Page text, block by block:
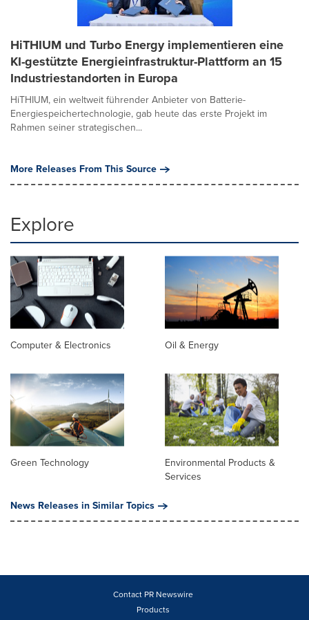
HiTHIUM und Turbo Energy implementieren eine
KI-gestützte Energieinfrastruktur-Plattform an 15
Industriestandorten in Europa
HiTHIUM, ein weltweit führender Anbieter von Batterie-
Energiespeichertechnologie, gab heute das erste Projekt im
Rahmen seiner strategischen...
More Releases From This Source
Explore
Computer & Electronics Oil & Energy
Green Technology
Environmental Products &
Services
News Releases in Similar Topics
Contact PR Newswire
Products